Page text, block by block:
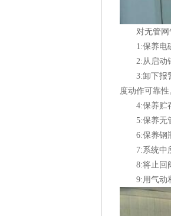
对无管网
1:保养电磁
2:从启动钢
3:卸下报警
度动作可靠性
4:保养贮存
5:保养无管
6:保养钢瓶
7:系统中所
8:将止回阀
9:用气动和